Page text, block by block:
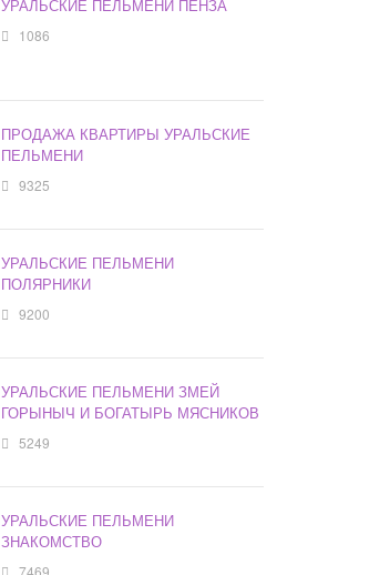
УРАЛЬСКИЕ ПЕЛЬМЕНИ ПЕНЗА
1086
ПРОДАЖА КВАРТИРЫ УРАЛЬСКИЕ
ПЕЛЬМЕНИ
9325
УРАЛЬСКИЕ ПЕЛЬМЕНИ
ПОЛЯРНИКИ
9200
УРАЛЬСКИЕ ПЕЛЬМЕНИ ЗМЕЙ
ГОРЫНЫЧ И БОГАТЫРЬ МЯСНИКОВ
5249
УРАЛЬСКИЕ ПЕЛЬМЕНИ
ЗНАКОМСТВО